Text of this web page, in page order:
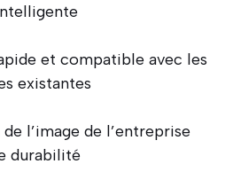
et compatible avec les
existantes
l’image de l’entreprise
durabilité